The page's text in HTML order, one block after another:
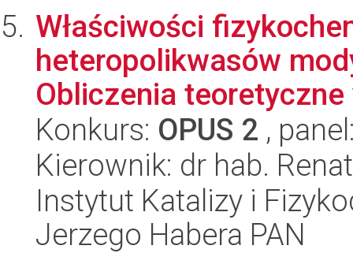
Właściwości
heteropolikwasów
Obliczenia
Konkurs: OPUS 2 ,
Kierownik: dr hab.
Instytut Katalizy i
Jerzego Habera PAN